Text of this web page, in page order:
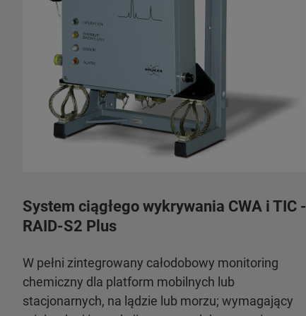
System ciągłego wykrywania CWA i TIC -
RAID-S2 Plus
W pełni zintegrowany całodobowy monitoring
chemiczny dla platform mobilnych lub
stacjonarnych, na lądzie lub morzu; wymagający